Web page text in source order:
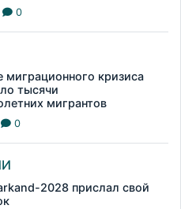
0
миграционного кризиса
тысячи
мигрантов
0
2028 прислал свой